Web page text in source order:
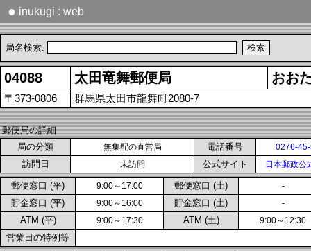
● inukugi : web
局名検索:
04088 太田竜舞郵便局 おお
〒373-0806 群馬県太田市龍舞町2080-7
郵便局の詳細
局の分類
無集配の直営局 電話番号 0276-
訪問日 未訪問 公式サイト 日本郵政公
郵便窓口 (平) 9:00～17:00 郵便窓口 (土) -
貯金窓口 (平) 9:00～16:00 貯金窓口 (土) -
ATM (平) 9:00～17:30 ATM (土) 9:00～12:30
営業日の特例等